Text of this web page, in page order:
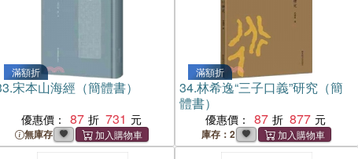
滿額折
宋本山海經（簡體書）
優惠價： 87 731
無庫存
滿額折
34.林希逸“三子口義”研究（簡
體書）
優惠價： 87 877
庫存：2